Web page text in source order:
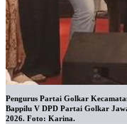
Pengurus Partai Golkar
Bappilu V DPD Partai Golkar
2026. Foto: Karina.